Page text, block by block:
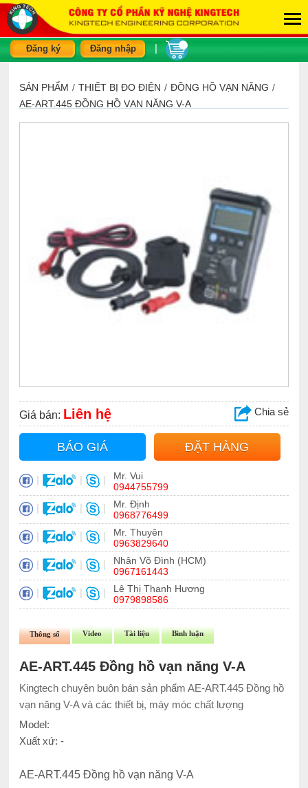
Đăng ký Đăng nhập
SẢN PHẨM / THIẾT BỊ ĐO ĐIỆN / ĐỒNG HỒ VẠN NĂNG /
AE-ART.445 ĐỒNG HỒ VẠN NĂNG V-A
Giá bán: Liên hệ Chia sẻ
BÁO GIÁ ĐẶT HÀNG
| | |
Mr. Vui
0944755799
| | |
Mr. Định
0968776499
| | |
Mr. Thuyên
0963829640
| | |
Nhân Võ Đình (HCM)
0967161443
| | |
Lê Thị Thanh Hương
0979898586
Thông số Video Tài liệu Bình luận
AE-ART.445 Đồng hồ vạn năng V-A
Kingtech chuyên buôn bán sản phẩm AE-ART.445 Đồng hồ
vạn năng V-A và các thiết bị, máy móc chất lượng
Model:
Xuất xứ: -
AE-ART.445 Đồng hồ vạn năng V-A